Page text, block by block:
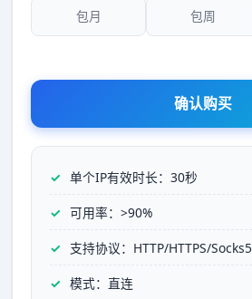
包月 包周
确认购买
单个IP有效时长：30秒
可用率：>90%
支持协议：HTTP/HTTPS/Socks5
模式：直连